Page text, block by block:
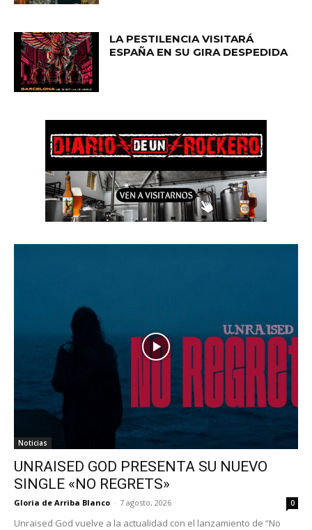
LA PESTILENCIA VISITARÁ
ESPAÑA EN SU GIRA DESPEDIDA
Noticias
UNRAISED GOD PRESENTA SU NUEVO
SINGLE «NO REGRETS»
Gloria de Arriba Blanco - 7 agosto, 2026 0
Unraised God vuelve a la actualidad con el lanzamiento de “No